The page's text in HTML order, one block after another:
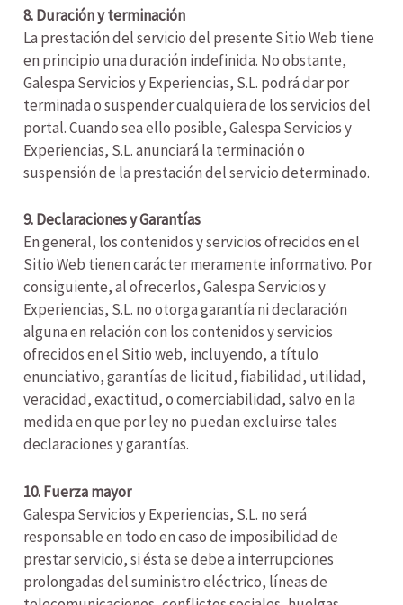
8. Duración y terminación
La prestación del servicio del presente Sitio Web tiene
en principio una duración indefinida. No obstante,
Galespa Servicios y Experiencias, S.L. podrá dar por
terminada o suspender cualquiera de los servicios del
portal. Cuando sea ello posible, Galespa Servicios y
Experiencias, S.L. anunciará la terminación o
suspensión de la prestación del servicio determinado.
9. Declaraciones y Garantías
En general, los contenidos y servicios ofrecidos en el
Sitio Web tienen carácter meramente informativo. Por
consiguiente, al ofrecerlos, Galespa Servicios y
Experiencias, S.L. no otorga garantía ni declaración
alguna en relación con los contenidos y servicios
ofrecidos en el Sitio web, incluyendo, a título
enunciativo, garantías de licitud, fiabilidad, utilidad,
veracidad, exactitud, o comerciabilidad, salvo en la
medida en que por ley no puedan excluirse tales
declaraciones y garantías.
10. Fuerza mayor
Galespa Servicios y Experiencias, S.L. no será
responsable en todo en caso de imposibilidad de
prestar servicio, si ésta se debe a interrupciones
prolongadas del suministro eléctrico, líneas de